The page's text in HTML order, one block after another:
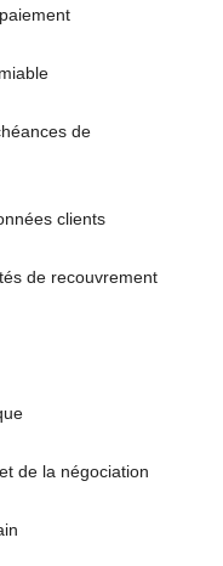
de
clients
de recouvrement
de la négociation